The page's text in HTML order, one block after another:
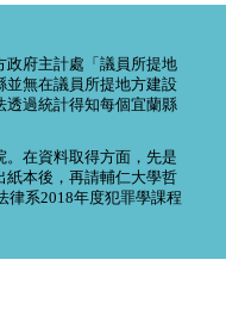
政府主計處「議員所提地
並無在議員所提地方建設
透過統計得知每個宜蘭縣
。在資料取得方面，先是
紙本後，再請輔仁大學哲
律系2018年度犯罪學課程